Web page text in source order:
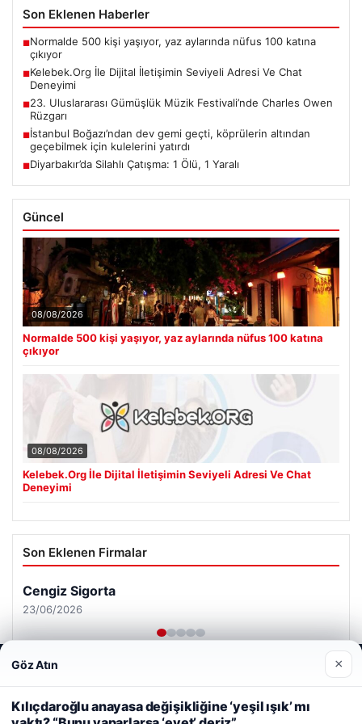
Son Eklenen Haberler
■Normalde 500 kişi yaşıyor, yaz aylarında nüfus 100 katına
çıkıyor
■Kelebek.Org İle Dijital İletişimin Seviyeli Adresi Ve Chat
Deneyimi
■23. Uluslararası Gümüşlük Müzik Festivali’nde Charles Owen
Rüzgarı
■İstanbul Boğazı’ndan dev gemi geçti, köprülerin altından
geçebilmek için kulelerini yatırdı
■Diyarbakır’da Silahlı Çatışma: 1 Ölü, 1 Yaralı
Güncel
08/08/2026
Normalde 500 kişi yaşıyor, yaz aylarında nüfus 100 katına
çıkıyor
08/08/2026
Kelebek.Org İle Dijital İletişimin Seviyeli Adresi Ve Chat
Deneyimi
Son Eklenen Firmalar
Cengiz Sigorta
23/06/2026
Web sitemizi nasıl kullandığınızı daha iyi anlayabilmek,
deneyiminizi kişiselleştirmek ve geliştirmek amacıyla çerezler
kullanıyoruz.
Çerez Politikamız
Göz Atın ×
Kılıçdaroğlu anayasa değişikliğine ‘yeşil ışık’ mı